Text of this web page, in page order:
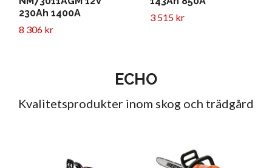
230Ah 1400A
8 306 kr
3 515 kr
ECHO
Kvalitetsprodukter inom skog och trädgård